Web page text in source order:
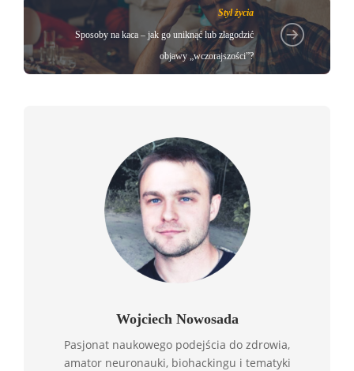
Styl życia
Sposoby na kaca – jak go uniknąć lub złagodzić
objawy „wczorajszości”?
Wojciech Nowosada
Pasjonat naukowego podejścia do zdrowia,
amator neuronauki, biohackingu i tematyki